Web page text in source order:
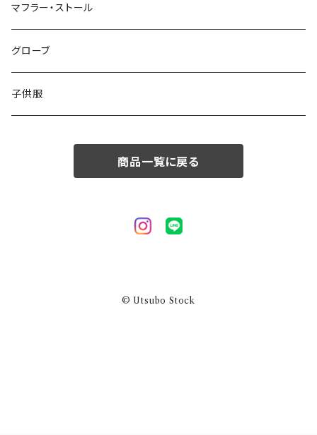
50/XL～
48/L
50/XL～
46/M
48/L
50/XL～
～44/S
46/M
48/L
マフラー・ストール
グローブ
子供服
商品一覧に戻る
© Utsubo Stock